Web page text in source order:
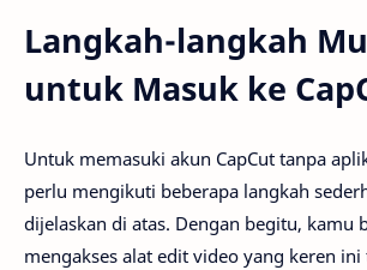
Langkah-langkah
untuk Masuk ke
Untuk memasuki akun CapCut tanpa
perlu mengikuti beberapa langkah
dijelaskan di atas. Dengan begitu, kamu
mengakses alat edit video yang keren